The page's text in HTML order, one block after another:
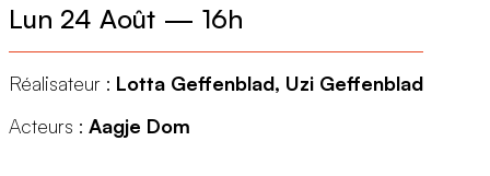
Lun 24 Août — 16h
Réalisateur : Lotta Geffenblad, Uzi Geffenblad
Acteurs : Aagje Dom